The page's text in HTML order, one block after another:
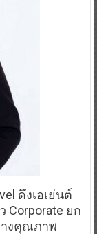
ดึงเอเย่นต์
Corporate ยก
งคุณภาพ